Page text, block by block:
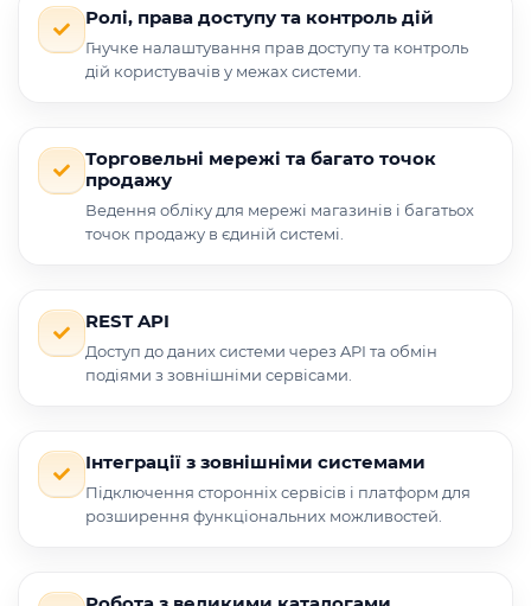
Ролі, права доступу та контроль дій
Гнучке налаштування прав доступу та контроль
дій користувачів у межах системи.
Торговельні мережі та багато точок
продажу
Ведення обліку для мережі магазинів і багатьох
точок продажу в єдиній системі.
REST API
Доступ до даних системи через API та обмін
подіями з зовнішніми сервісами.
Інтеграції з зовнішніми системами
Підключення сторонніх сервісів і платформ для
розширення функціональних можливостей.